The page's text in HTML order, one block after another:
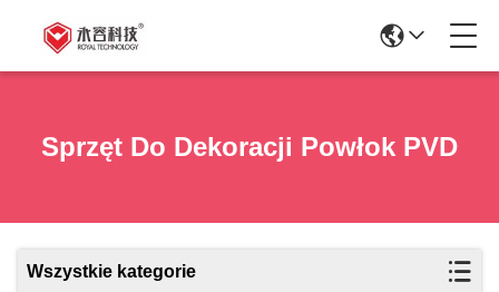
Sprzęt Do Dekoracji Powłok PVD
Wszystkie kategorie